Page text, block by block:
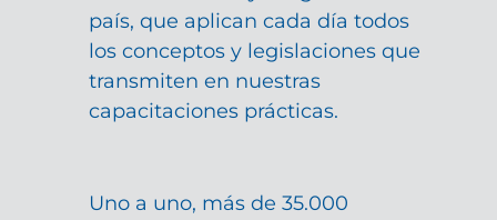
país, que aplican cada día todos
los conceptos y legislaciones que
transmiten en nuestras
capacitaciones prácticas.
Uno a uno, más de 35.000